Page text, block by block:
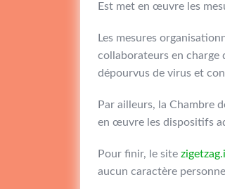
Est met en œuvre les
Les mesures
collaborateurs en charge
dépourvus de virus et
Par ailleurs, la Chambre
en œuvre les dispositifs
Pour finir, le site
aucun caractère